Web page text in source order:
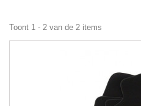
Toont 1 - 2 van de 2 items